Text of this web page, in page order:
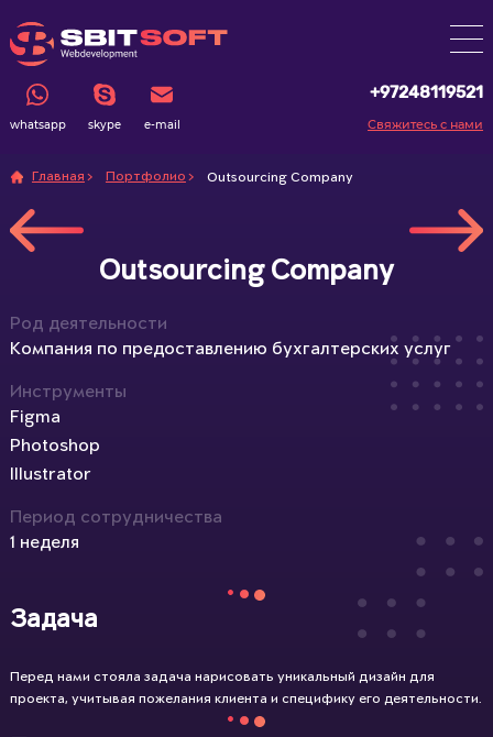
whatsapp skype e-mail
+97248119521
Свяжитесь с нами
Главная Портфолио Outsourcing Company
Outsourcing Company
Род деятельности
Компания по предоставлению бухгалтерских услуг
Инструменты
Figma
Photoshop
Illustrator
Период сотрудничества
1 неделя
Задача
Перед нами стояла задача нарисовать уникальный дизайн для
проекта, учитывая пожелания клиента и специфику его деятельности.